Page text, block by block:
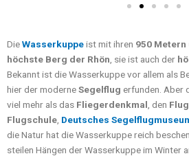
DieWasserkuppeist mit ihren 950 Metern
höchste Berg der Rhön , sie ist auch der
Bekannt ist die Wasserkuppe vor allem als
hier der moderneSegelflug erfunden. Aber
viel mehr als das Fliegerdenkmal , den
Flugschule Deutsches
die Natur hat die Wasserkuppe reich
steilen Hängen der Wasserkuppe im Winter